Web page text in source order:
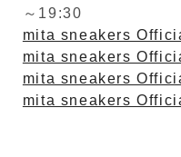
～19:30
mita sneakers
mita sneakers
mita sneakers
mita sneakers